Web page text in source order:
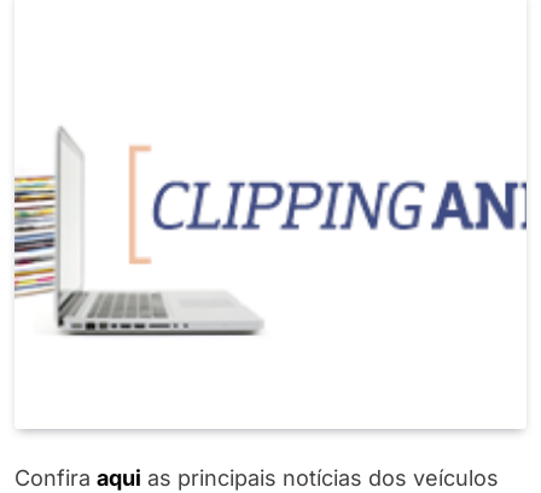
Confira aqui as principais notícias dos veículos